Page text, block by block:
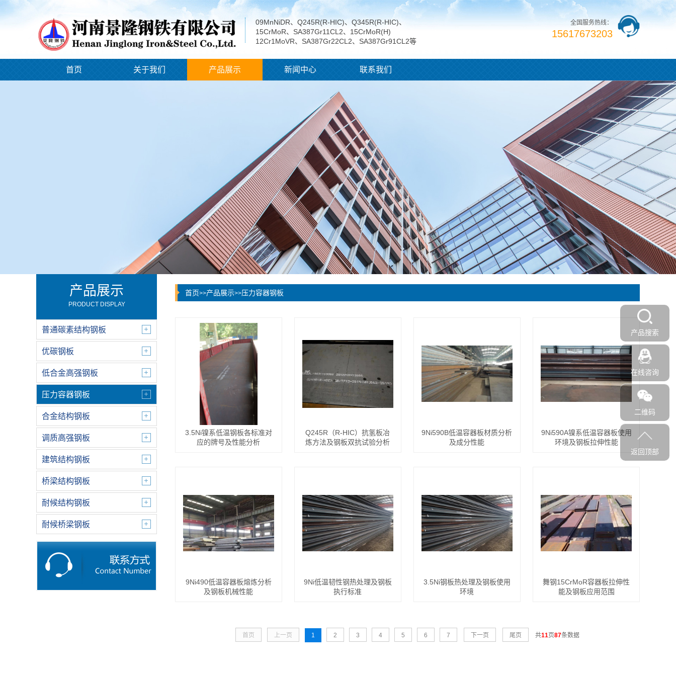
09MnNiDR、Q245R(R-HIC)、Q345R(R-HIC)、
15CrMoR、SA387Gr11CL2、15CrMoR(H)
12Cr1MoVR、SA387Gr22CL2、SA387Gr91CL2等
全国服务热线：
15617673203
首页 关于我们 产品展示 新闻中心 联系我们
产品展示
PRODUCT DISPLAY
普通碳素结构钢板
优碳钢板
低合金高强钢板
压力容器钢板
合金结构钢板
调质高强钢板
建筑结构钢板
桥梁结构钢板
耐候结构钢板
耐候桥梁钢板
首页>>产品展示>>压力容器钢板
3.5Ni镍系低温钢板各标准对
应的牌号及性能分析
Q245R（R-HIC）抗氢板冶
炼方法及钢板双抗试验分析
9Ni590B低温容器板材质分析
及成分性能
9Ni590A镍系低温容器板使用
环境及钢板拉伸性能
9Ni490低温容器板熔炼分析
及钢板机械性能
9Ni低温韧性钢热处理及钢板
执行标准
3.5Ni钢板热处理及钢板使用
环境
舞钢15CrMoR容器板拉伸性
能及钢板应用范围
首页 上一页 1 2 3 4 5 6 7 下一页 尾页 共11页87条数据
产品搜索
在线咨询
二维码
返回顶部